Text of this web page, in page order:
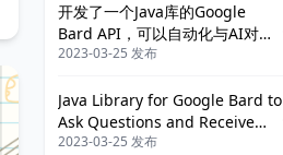
开发了一个Java库的Google
Bard API，可以自动化与AI对话
了
2023-03-25 发布
Java Library for Google Bard to
Ask Questions and Receive
Answers
2023-03-25 发布